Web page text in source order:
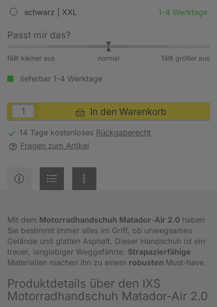
schwarz | XXL
1-4 Werktage
Passt mir das?
fällt kleiner aus fällt größer aus
normal
lieferbar 1-4 Werktage
In den Warenkorb
14 Tage kostenloses Rückgaberecht
Fragen zum Artikel
Mit dem Motorradhandschuh Matador-Air 2.0 haben
Sie bestimmt immer alles im Griff, ob unwegsames
Gelände und glatten Asphalt. Dieser Handschuh ist ein
treuer, langlebiger Weggefährte. Strapazierfähige
Materialien machen ihn zu einem robusten Must-have.
Produktdetails über den IXS
Motorradhandschuh Matador-Air 2.0